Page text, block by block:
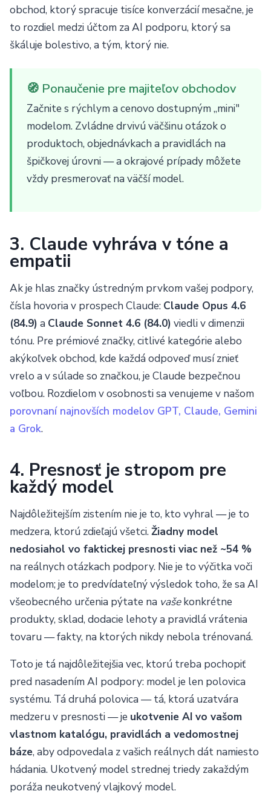
obchod, ktorý spracuje tisíce konverzácií mesačne, je
to rozdiel medzi účtom za AI podporu, ktorý sa
škáluje bolestivo, a tým, ktorý nie.
🧭 Ponaučenie pre majiteľov obchodov
Začnite s rýchlym a cenovo dostupným „mini"
modelom. Zvládne drvivú väčšinu otázok o
produktoch, objednávkach a pravidlách na
špičkovej úrovni — a okrajové prípady môžete
vždy presmerovať na väčší model.
3. Claude vyhráva v tóne a
empatii
Ak je hlas značky ústredným prvkom vašej podpory,
čísla hovoria v prospech Claude: Claude Opus 4.6
(84.9) a Claude Sonnet 4.6 (84.0) viedli v dimenzii
tónu. Pre prémiové značky, citlivé kategórie alebo
akýkoľvek obchod, kde každá odpoveď musí znieť
vrelo a v súlade so značkou, je Claude bezpečnou
voľbou. Rozdielom v osobnosti sa venujeme v našom
porovnaní najnovších modelov GPT, Claude, Gemini
a Grok.
4. Presnosť je stropom pre
každý model
Najdôležitejším zistením nie je to, kto vyhral — je to
medzera, ktorú zdieľajú všetci.Žiadny model
nedosiahol vo faktickej presnosti viac než ~54 %
na reálnych otázkach podpory. Nie je to výčitka voči
modelom; je to predvídateľný výsledok toho, že sa AI
všeobecného určenia pýtate na vašekonkrétne
produkty, sklad, dodacie lehoty a pravidlá vrátenia
tovaru — fakty, na ktorých nikdy nebola trénovaná.
Toto je tá najdôležitejšia vec, ktorú treba pochopiť
pred nasadením AI podpory: model je len polovica
systému. Tá druhá polovica — tá, ktorá uzatvára
medzeru v presnosti — je ukotvenie AI vo vašom
vlastnom katalógu, pravidlách a vedomostnej
báze, aby odpovedala z vašich reálnych dát namiesto
hádania. Ukotvený model strednej triedy zakaždým
poráža neukotvený vlajkový model.